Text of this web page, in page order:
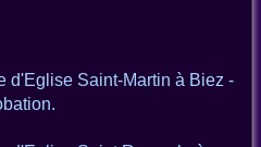
d'Eglise Saint-Martin à Biez -